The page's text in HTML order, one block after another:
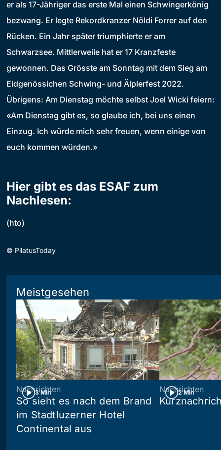
er als 17-Jähriger das erste Mal einen Schwingerkönig
bezwang. Er legte Rekordkranzer Nöldi Forrer auf den
Rücken. Ein Jahr später triumphierte er am
Schwarzsee. Mittlerweile hat er 17 Kranzfeste
gewonnen. Das Grösste am Sonntag mit dem Sieg am
Eidgenössichen Schwing- und Älplerfest 2022.
Übrigens: Am Dienstag möchte selbst Joel Wicki feiern:
«Am Dienstag gibt es, so glaube ich, bei uns einen
Einzug. Ich würde mich sehr freuen, wenn einige von
euch kommen würden.»
Hier gibt es das ESAF zum
Nachlesen:
(hto)
© PilatusToday
Meistgesehen
3 Min
Nachrichten
So sieht es nach dem Brand
im Stadtluzerner Hotel
Continental aus
2 Min
Nachrichten